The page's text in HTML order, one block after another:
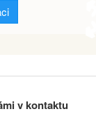
v kontaktu